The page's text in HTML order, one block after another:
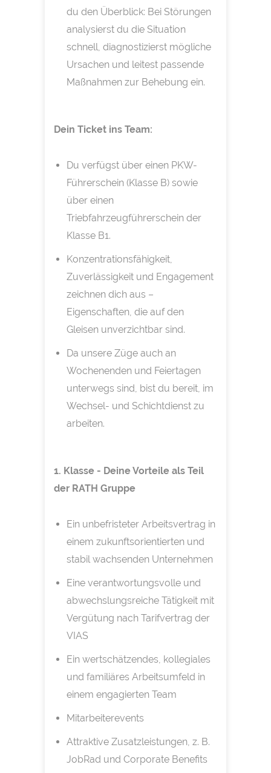
du den Überblick: Bei Störungen
analysierst du die Situation
schnell, diagnostizierst mögliche
Ursachen und leitest passende
Maßnahmen zur Behebung ein.
Dein Ticket ins Team:
Du verfügst über einen PKW-
Führerschein (Klasse B) sowie
über einen
Triebfahrzeugführerschein der
Klasse B1.
Konzentrationsfähigkeit,
Zuverlässigkeit und Engagement
zeichnen dich aus –
Eigenschaften, die auf den
Gleisen unverzichtbar sind.
Da unsere Züge auch an
Wochenenden und Feiertagen
unterwegs sind, bist du bereit, im
Wechsel- und Schichtdienst zu
arbeiten.
1. Klasse - Deine Vorteile als Teil
der RATH Gruppe
Ein unbefristeter Arbeitsvertrag in
einem zukunftsorientierten und
stabil wachsenden Unternehmen
Eine verantwortungsvolle und
abwechslungsreiche Tätigkeit mit
Vergütung nach Tarifvertrag der
VIAS
Ein wertschätzendes, kollegiales
und familiäres Arbeitsumfeld in
einem engagierten Team
Mitarbeiterevents
Attraktive Zusatzleistungen, z. B.
JobRad und Corporate Benefits